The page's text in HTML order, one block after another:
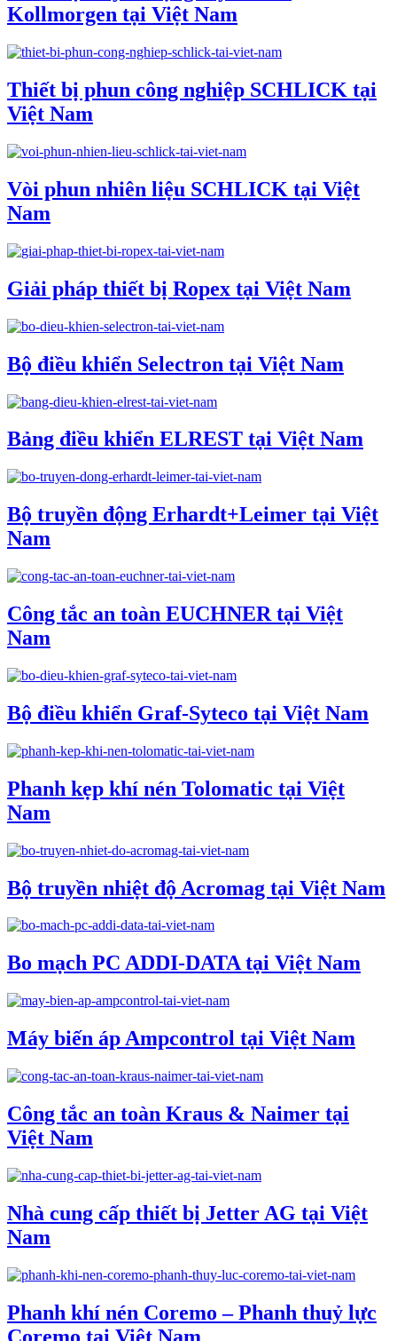
Kollmorgen tại Việt Nam
Thiết bị phun công nghiệp SCHLICK tại
Việt Nam
Vòi phun nhiên liệu SCHLICK tại Việt
Nam
Giải pháp thiết bị Ropex tại Việt Nam
Bộ điều khiển Selectron tại Việt Nam
Bảng điều khiển ELREST tại Việt Nam
Bộ truyền động Erhardt+Leimer tại Việt
Nam
Công tắc an toàn EUCHNER tại Việt
Nam
Bộ điều khiển Graf-Syteco tại Việt Nam
Phanh kẹp khí nén Tolomatic tại Việt
Nam
Bộ truyền nhiệt độ Acromag tại Việt Nam
Bo mạch PC ADDI-DATA tại Việt Nam
Máy biến áp Ampcontrol tại Việt Nam
Công tắc an toàn Kraus & Naimer tại
Việt Nam
Nhà cung cấp thiết bị Jetter AG tại Việt
Nam
Phanh khí nén Coremo – Phanh thuỷ lực
Coremo tại Việt Nam